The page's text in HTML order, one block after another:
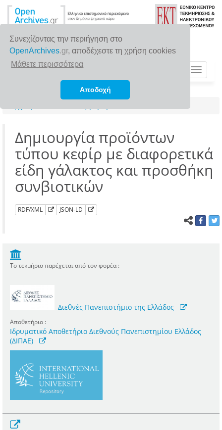
Συνεχίζοντας την περιήγηση στο
OpenArchives.gr, αποδέχεστε τη χρήση cookies
Μάθετε περισσότερα
Αποδοχή
Toggle
∆ημιουργία προϊόντων
τύπου κεφίρ με διαφορετικά
είδη γάλακτος και προσθήκη
συνβιοτικών
RDF/XML JSON-LD
Το τεκμήριο παρέχεται από τον φορέα :
Διεθνές Πανεπιστήμιο της Ελλάδος
Αποθετήριο :
Ιδρυματικό Αποθετήριο Διεθνούς Πανεπιστημίου Ελλάδος
(ΔΙΠΑΕ)